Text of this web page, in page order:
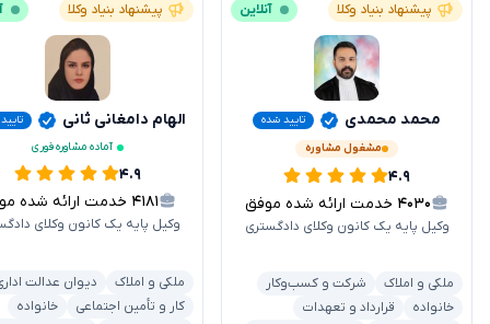
پیشنهاد بنیاد وکلا آنلاین
محمد محمدی
تایید شده
مشغول مشاوره
۴.۹
۴۰۳۰ خدمت ارائه شده موفق
وکیل پایه یک کانون وکلای دادگستری
ملکی و املاک
شرکت و کسب‌وکار
خانواده
قرارداد و تعهدات
پیشنهاد بنیاد وکلا
الهام دامغانی ثانی
آماده مشاوره فوری
۴.۹
۴۱۸۱ خدمت ارائه شده موفق
وکیل پایه یک کانون وکلای
ملکی و املاک
دیوان عدالت
کار و تأمین اجتماعی
خانواده